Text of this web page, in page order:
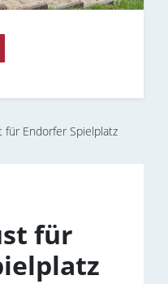
Endorfer Spielplatz
für